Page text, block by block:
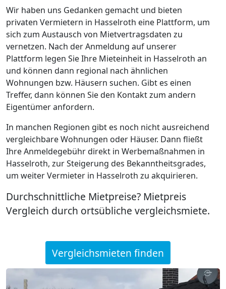
Wir haben uns Gedanken gemacht und bieten
privaten Vermietern in Hasselroth eine Plattform, um
sich zum Austausch von Mietvertragsdaten zu
vernetzen. Nach der Anmeldung auf unserer
Plattform legen Sie Ihre Mieteinheit in Hasselroth an
und können dann regional nach ähnlichen
Wohnungen bzw. Häusern suchen. Gibt es einen
Treffer, dann können Sie den Kontakt zum andern
Eigentümer anfordern.
In manchen Regionen gibt es noch nicht ausreichend
vergleichbare Wohnungen oder Häuser. Dann fließt
Ihre Anmeldegebühr direkt in Werbemaßnahmen in
Hasselroth, zur Steigerung des Bekanntheitsgrades,
um weiter Vermieter in Hasselroth zu akquirieren.
Durchschnittliche Mietpreise? Mietpreis
Vergleich durch ortsübliche vergleichsmiete.
Vergleichsmieten finden